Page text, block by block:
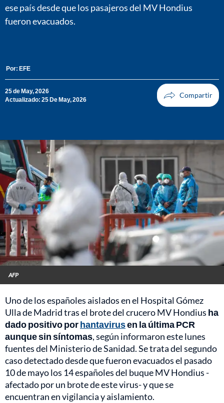
ese país desde que los pasajeros del MV Hondius
fueron evacuados.
Por: EFE
25 de May, 2026
Actualizado: 25 De May, 2026
AFP
Uno de los españoles aislados en el Hospital Gómez
Ulla de Madrid tras el brote del crucero MV Hondius ha
dado positivo porhantavirusen la última PCR
aunque sin síntomas, según informaron este lunes
fuentes del Ministerio de Sanidad. Se trata del segundo
caso detectado desde que fueron evacuados el pasado
10 de mayo los 14 españoles del buque MV Hondius -
afectado por un brote de este virus- y que se
encuentran en vigilancia y aislamiento.